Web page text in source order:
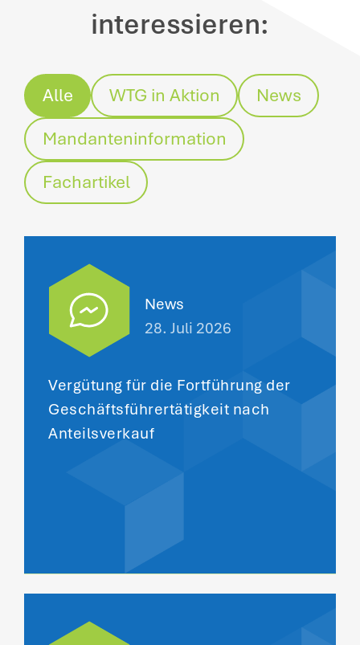
interessieren:
Alle WTG in Aktion
News
Mandanteninformation
Fachartikel
News
28. Juli 2026
Vergütung für die Fortführung der
Geschäftsführertätigkeit nach
Anteilsverkauf